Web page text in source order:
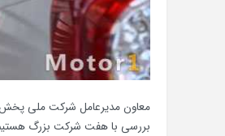
معاون مدیرعامل شرکت ملی پخش